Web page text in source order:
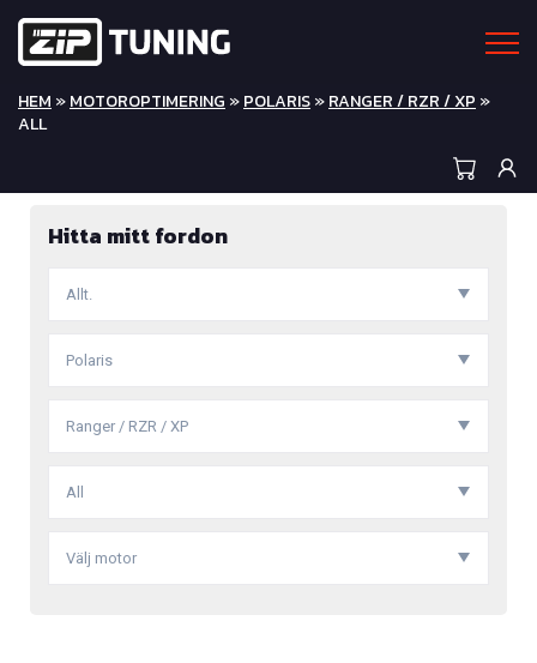
HEM »MOTOROPTIMERING »POLARIS»RANGER / RZR / XP »
ALL
Hitta mitt fordon
Allt.
Polaris
Ranger / RZR / XP
All
Välj motor